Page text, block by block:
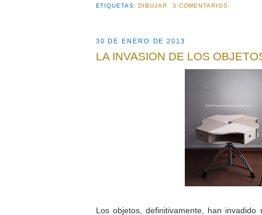
ETIQUETAS:DIBUJAR 3 COMENTARIOS:
30 DE ENERO DE 2013
LA INVASION DE LOS
Los objetos, definitivamente, han invadido